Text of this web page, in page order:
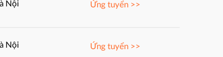
Nội Ứng tuyển >>
Nội Ứng tuyển >>